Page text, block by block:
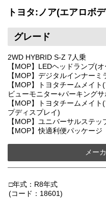
トヨタ:ノア(エアロボデ
グレード
2WD HYBRID S-Z 7人乗
【MOP】LEDヘッドランプ(
【MOP】デジタルインナーミ
【MOP】トヨタチームメイ
ビューモニター+パーキング
【MOP】トヨタチームメイ
プディスプレイ)
【MOP】ユニバーサルステッ
【MOP】快適利便パッケージ
メー
□年式：R8年式
(コード：18601)